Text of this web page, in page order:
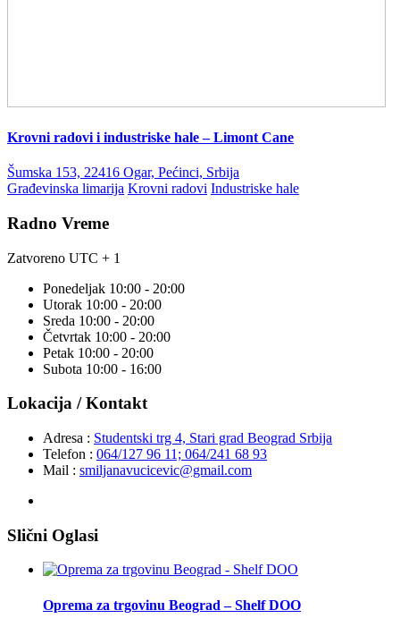
Krovni radovi i industriske hale – Limont Cane
Šumska 153, 22416 Ogar, Pećinci, Srbija
Građevinska limarija Krovni radovi Industriske hale
Radno Vreme
Zatvoreno UTC + 1
Ponedeljak 10:00 - 20:00
Utorak 10:00 - 20:00
Sreda 10:00 - 20:00
Četvrtak 10:00 - 20:00
Petak 10:00 - 20:00
Subota 10:00 - 16:00
Lokacija / Kontakt
Adresa : Studentski trg 4, Stari grad Beograd Srbija
Telefon : 064/127 96 11; 064/241 68 93
Mail : smiljanavucicevic@gmail.com
Slični Oglasi
Oprema za trgovinu Beograd – Shelf DOO